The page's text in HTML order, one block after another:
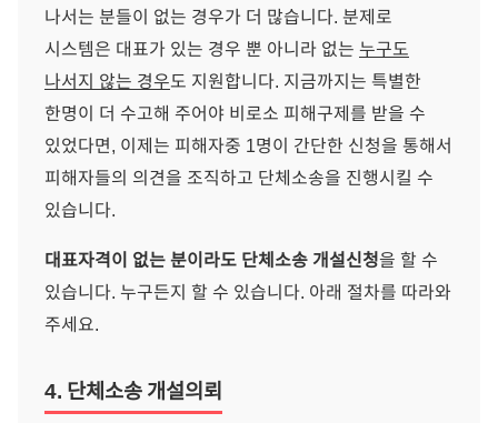
나서는 분들이 없는 경우가 더 많습니다. 분제로
시스템은 대표가 있는 경우 뿐 아니라 없는 누구도
나서지 않는 경우도 지원합니다. 지금까지는 특별한
한명이 더 수고해 주어야 비로소 피해구제를 받을 수
있었다면, 이제는 피해자중 1명이 간단한 신청을 통해서
피해자들의 의견을 조직하고 단체소송을 진행시킬 수
있습니다.
대표자격이 없는 분이라도 단체소송 개설신청을 할 수
있습니다. 누구든지 할 수 있습니다. 아래 절차를 따라와
주세요.
4. 단체소송 개설의뢰